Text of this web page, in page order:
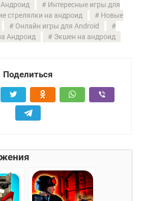
Интересные игры для
стрелялки на андроид
Новые
Онлайн игры для Android
Андроид
Экшен на андроид
Поделиться